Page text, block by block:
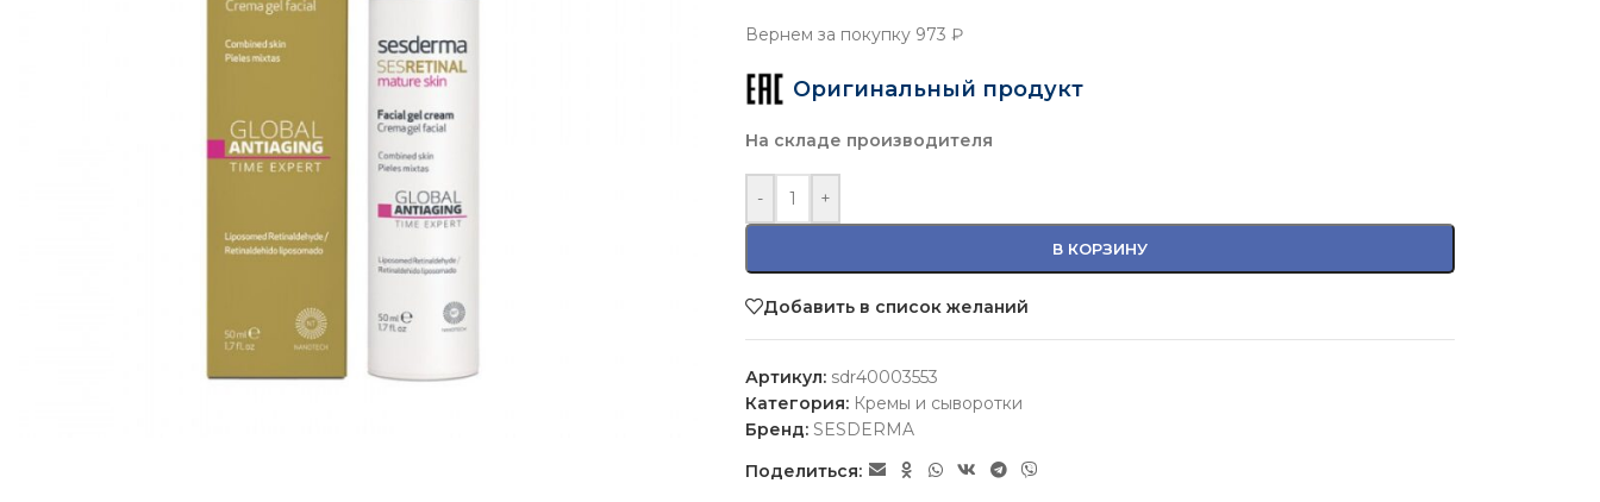
Вернем за покупку973 ₽
Оригинальный продукт
На складе производителя
- +
В КОРЗИНУ
Добавить в список желаний
Артикул: sdr40003553
Категория: Кремы и сыворотки
Бренд: SESDERMA
Поделиться: